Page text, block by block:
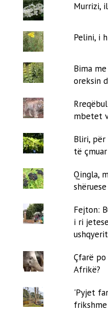
Murrizi,
Pelini, i
Bima
oreksin
mbetet
Bliri,
të çmuar
Qingla,
Fejton:
i ri
Çfarë
Afrikë?
'Pyjet